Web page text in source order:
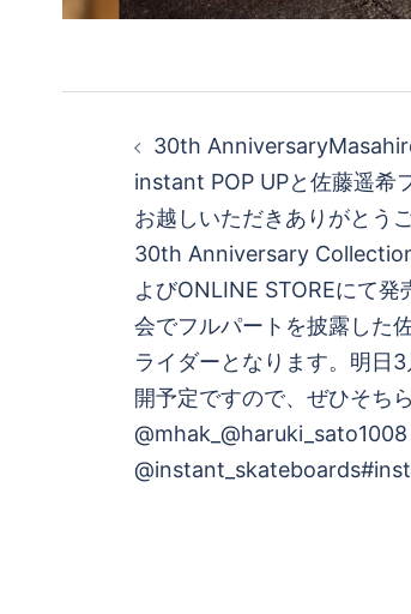
30th
instant POP UPと佐藤遥希
お越しいただきありがとう
30th Anniversary
よびONLINE STOREにて
会でフルパートを披露した
ライダーとなります。明日
開予定ですので、ぜひそち
@mhak_@haruki_sato1008